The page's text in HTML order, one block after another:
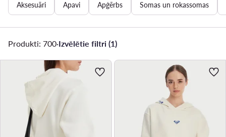
Aksesuāri Apavi Apģērbs Somas un rokassomas
Produkti: 700·Izvēlētie filtri (1)